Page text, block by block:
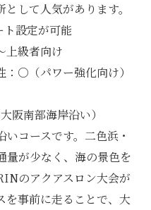
して人気があります。
ト設定が可能
上級者向け
：○（パワー強化向け）
南部海岸沿い）
コースです。二色浜・
量が少なく、海の景色を
のアクアスロン大会が
を事前に走ることで、大